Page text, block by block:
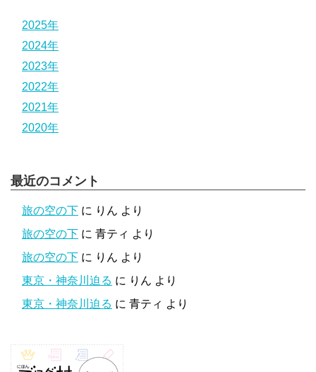
2025年
2024年
2023年
2022年
2021年
2020年
最近のコメント
旅の空の下 に りん より
旅の空の下 に 青ティ より
旅の空の下 に りん より
東京・神奈川迫る に りん より
東京・神奈川迫る に 青ティ より